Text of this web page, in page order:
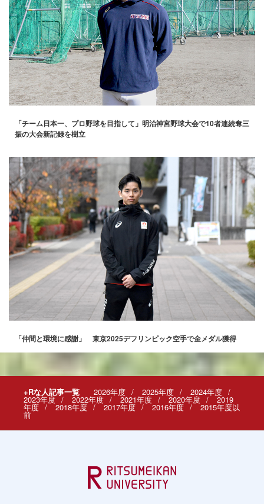
「チーム日本一、プロ野球を目指して」明治神宮野球大会で10者連続奪三
振の大会新記録を樹立
「仲間と環境に感謝」 東京2025デフリンピック空手で金メダル獲得
+Rな人記事一覧 2026年度 2025年度 2024年度
2023年度 2022年度 2021年度 2020年度 2019
年度 2018年度 2017年度 2016年度 2015年度以
前